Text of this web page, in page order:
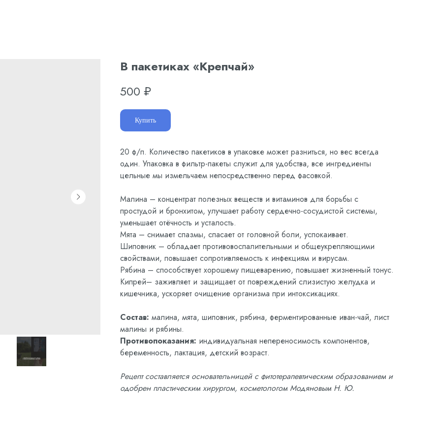
В пакетиках «Крепчай»
500 ₽
Купить
20 ф/п. Количество пакетиков в упаковке может разниться, но вес всегда
один. Упаковка в фильтр-пакеты служит для удобства, все ингредиенты
цельные мы измельчаем непосредственно перед фасовкой.
Малина – концентрат полезных веществ и витаминов для борьбы с
простудой и бронхитом, улучшает работу сердечно-сосудистой системы,
уменьшает отёчность и усталость.
Мята – снимает спазмы, спасает от головной боли, успокаивает.
Шиповник – обладает противовоспалительными и общеукрепляющими
свойствами, повышает сопротивляемость к инфекциям и вирусам.
Рябина – способствует хорошему пищеварению, повышает жизненный тонус.
Кипрей– заживляет и защищает от повреждений слизистую желудка и
кишечника, ускоряет очищение организма при интоксикациях.
Состав: малина, мята, шиповник, рябина, ферментированные иван-чай, лист
малины и рябины.
Противопоказания: индивидуальная непереносимость компонентов,
беременность, лактация, детский возраст.
Рецепт составляется основательницей с фитотерапевтическим образованием и
одобрен пластическим хирургом, косметологом Модяновым Н. Ю.